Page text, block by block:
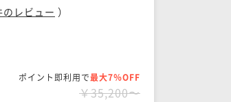
のレビュー ）
ポイント即利用で最大7％OFF
￥35,200〜